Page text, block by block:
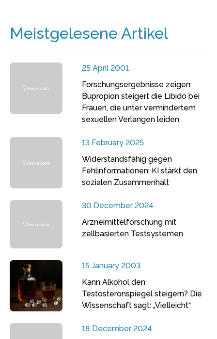
Meistgelesene Artikel
25 April 2001
Forschungsergebnisse zeigen:
Bupropion steigert die Libido bei
Frauen, die unter vermindertem
sexuellen Verlangen leiden
13 February 2025
Widerstandsfähig gegen
Fehlinformationen: KI stärkt den
sozialen Zusammenhalt
30 December 2024
Arzneimittelforschung mit
zellbasierten Testsystemen
15 January 2003
Kann Alkohol den
Testosteronspiegel steigern? Die
Wissenschaft sagt: „Vielleicht“
18 December 2024